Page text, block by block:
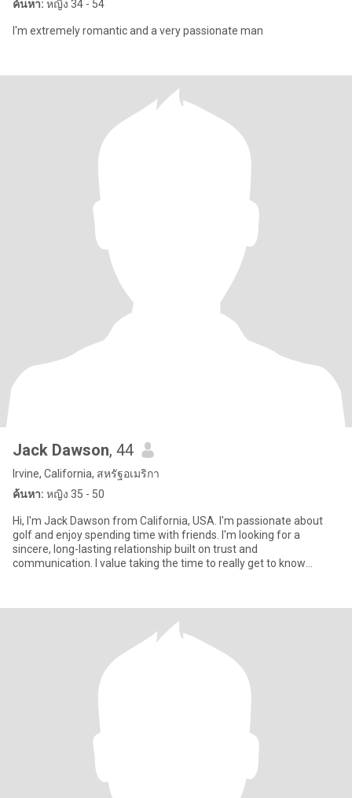
ค้นหา: หญิง 34 - 54
I'm extremely romantic and a very passionate man
Jack Dawson, 44
Irvine, California, สหรัฐอเมริกา
ค้นหา: หญิง 35 - 50
Hi, I'm Jack Dawson from California, USA. I'm passionate about
golf and enjoy spending time with friends. I'm looking for a
sincere, long-lasting relationship built on trust and
communication. I value taking the time to really get to know